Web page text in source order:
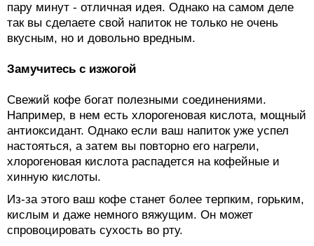
пару минут - отличная идея. Однако на самом деле
так вы сделаете свой напиток не только не очень
вкусным, но и довольно вредным.
Замучитесь с изжогой
Свежий кофе богат полезными соединениями.
Например, в нем есть хлорогеновая кислота, мощный
антиоксидант. Однако если ваш напиток уже успел
настояться, а затем вы повторно его нагрели,
хлорогеновая кислота распадется на кофейные и
хинную кислоты.
Из-за этого ваш кофе станет более терпким, горьким,
кислым и даже немного вяжущим. Он может
спровоцировать сухость во рту.